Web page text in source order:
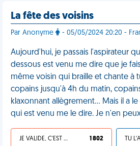
La fête des voisins
Par Anonyme - 05/05/2024 20:20 -
Aujourd'hui, je passais l'aspirateur
dessous est venu me dire que je
même voisin qui braille et chante à
copains jusqu'à 4h du matin,
klaxonnant allègrement… Mais il a
qui est venu me le dire. Je n'en
JE VALIDE, C'EST UNE VDM 1 802